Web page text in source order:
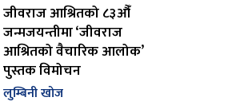
जीवराज आश्रितको ८३औँ
जन्मजयन्तीमा ‘जीवराज
आश्रितको वैचारिक आलोक’
पुस्तक विमोचन
लुम्बिनी खोज